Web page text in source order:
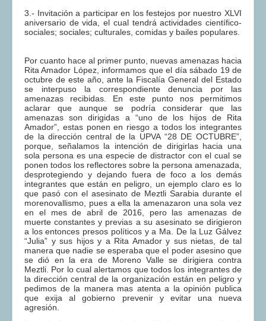
3.- Invitación a participar en los festejos por nuestro XLVI
aniversario de vida, el cual tendrá actividades científico-
sociales; sociales; culturales, comidas y bailes populares.
Por cuanto hace al primer punto, nuevas amenazas hacia
Rita Amador López, informamos que el día sábado 19 de
octubre de este año, ante la Fiscalía General del Estado
se interpuso la correspondiente denuncia por las
amenazas recibidas. En este punto nos permitimos
aclarar que aunque se podría considerar que las
amenazas son dirigidas a “uno de los hijos de Rita
Amador”, estas ponen en riesgo a todos los integrantes
de la dirección central de la UPVA “28 DE OCTUBRE”,
porque, señalamos la intención de dirigirlas hacia una
sola persona es una especie de distractor con el cual se
ponen todos los reflectores sobre la persona amenazada,
desprotegiendo y dejando fuera de foco a los demás
integrantes que están en peligro, un ejemplo claro es lo
que pasó con el asesinato de Meztli Sarabia durante el
morenovallismo, pues a ella la amenazaron una sola vez
en el mes de abril de 2016, pero las amenazas de
muerte constantes y previas a su asesinato se dirigieron
a los entonces presos políticos y a Ma. De la Luz Gálvez
“Julia” y sus hijos y a Rita Amador y sus nietas, de tal
manera que nadie se esperaba que el poder asesino que
se dió en la era de Moreno Valle se dirigiera contra
Meztli. Por lo cual alertamos que todos los integrantes de
la dirección central de la organización están en peligro y
pedimos de la manera mas atenta a la opinión publica
que exija al gobierno prevenir y evitar una nueva
agresión.